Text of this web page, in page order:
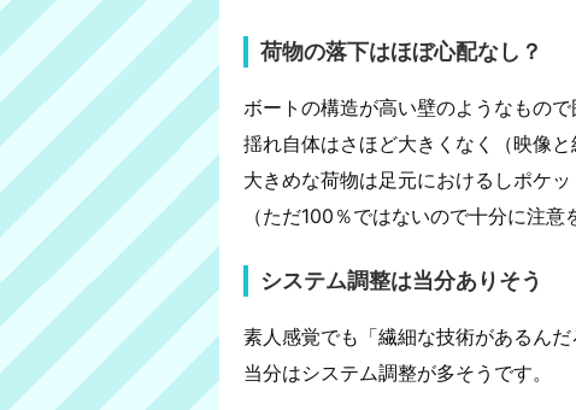
荷物の落下はほぼ心配なし？
ボートの構造が高い壁のようなもので
揺れ自体はさほど大きくなく（映像と
大きめな荷物は足元におけるしポケ
（ただ100％ではないので十分に注意
システム調整は当分ありそう
素人感覚でも「繊細な技術があるん
当分はシステム調整が多そうです。